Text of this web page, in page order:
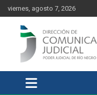
content
Skip
to
content
viernes, agosto 7, 2026